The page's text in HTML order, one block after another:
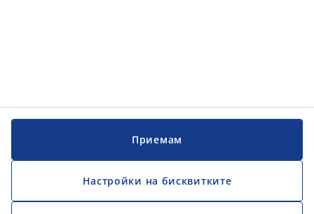
Приемам
Настройки на бисквитките